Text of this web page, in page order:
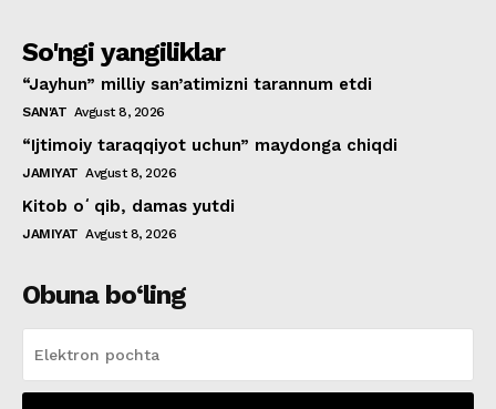
So'ngi yangiliklar
“Jayhun” milliy san’atimizni tarannum etdi
SAN'AT Avgust 8, 2026
“Ijtimoiy taraqqiyot uchun” maydonga chiqdi
JAMIYAT Avgust 8, 2026
Kitob oʻqib, damas yutdi
JAMIYAT Avgust 8, 2026
Obuna bo‘ling